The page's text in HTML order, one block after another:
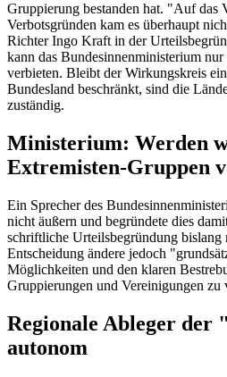
Gruppierung bestanden hat. "Auf das
Verbotsgründen kam es überhaupt
Richter Ingo Kraft in der
kann das Bundesinnenministerium
verbieten. Bleibt der Wirkungskreis
Bundesland beschränkt, sind die
zuständig.
Ministerium: Werden
Extremisten-Gruppen
Ein Sprecher des
nicht äußern und begründete dies
schriftliche Urteilsbegründung bislang
Entscheidung ändere jedoch
Möglichkeiten und den klaren
Gruppierungen und Vereinigungen zu
Regionale Ableger der
autonom